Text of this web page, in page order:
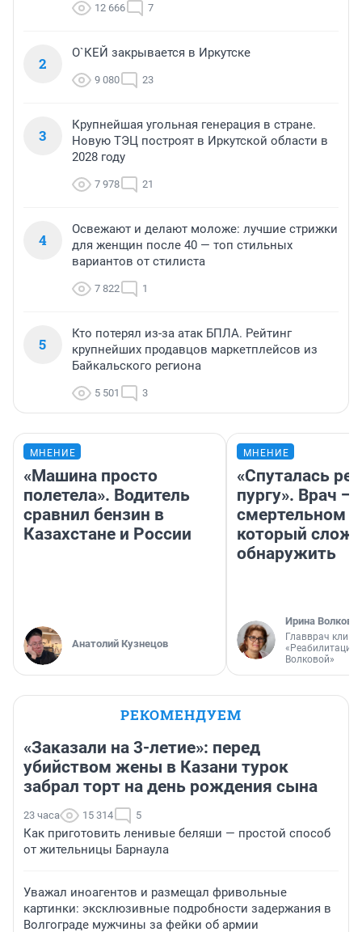
12 666 7
2
О`КЕЙ закрывается в Иркутске
9 080 23
3
Крупнейшая угольная генерация в стране.
Новую ТЭЦ построят в Иркутской области в
2028 году
7 978 21
4
Освежают и делают моложе: лучшие стрижки
для женщин после 40 — топ стильных
вариантов от стилиста
7 822 1
5
Кто потерял из-за атак БПЛА. Рейтинг
крупнейших продавцов маркетплейсов из
Байкальского региона
5 501 3
МНЕНИЕ
«Машина просто
полетела». Водитель
сравнил бензин в
Казахстане и России
Анатолий Кузнецов
МНЕНИЕ
«Спуталась
пургу». Врач —
смертельном
который
обнаружить
Ирина Волкова
Главврач
«Реабилитация
Волковой»
РЕКОМЕНДУЕМ
«Заказали на 3-летие»: перед
убийством жены в Казани турок
забрал торт на день рождения сына
23 часа 15 314 5
Как приготовить ленивые беляши — простой способ
от жительницы Барнаула
Уважал иноагентов и размещал фривольные
картинки: эксклюзивные подробности задержания в
Волгограде мужчины за фейки об армии